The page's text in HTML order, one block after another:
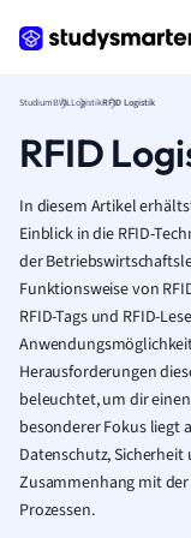
StudiumBWLLogistikRFID Logistik
RFID
In diesem Artikel
Einblick in die RFID-
der
Funktionsweise von
RFID-Tags und RFID-
Herausforderungen
beleuchtet, um dir
besonderer Fokus liegt
Datenschutz,
Zusammenhang mit
Prozessen.